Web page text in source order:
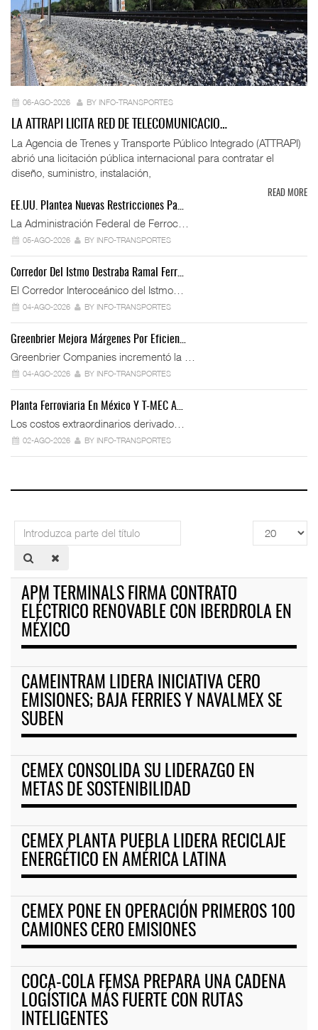
06-AGO-2026 BY INFO-TRANSPORTES
LA ATTRAPI LICITA RED DE TELECOMUNICACIO…
La Agencia de Trenes y Transporte Público Integrado (ATTRAPI)
abrió una licitación pública internacional para contratar el
diseño, suministro, instalación,
READ MORE
EE.UU. Plantea Nuevas Restricciones Pa…
La Administración Federal de Ferroc…
05-AGO-2026 BY INFO-TRANSPORTES
Corredor Del Istmo Destraba Ramal Ferr…
El Corredor Interoceánico del Istmo…
04-AGO-2026 BY INFO-TRANSPORTES
Greenbrier Mejora Márgenes Por Eficien…
Greenbrier Companies incrementó la …
04-AGO-2026 BY INFO-TRANSPORTES
Planta Ferroviaria En México Y T-MEC A…
Los costos extraordinarios derivado…
02-AGO-2026 BY INFO-TRANSPORTES
Introduzca
parte
del
Cantidad
a
APM TERMINALS FIRMA CONTRATO
ELÉCTRICO RENOVABLE CON IBERDROLA EN
MÉXICO
CAMEINTRAM LIDERA INICIATIVA CERO
EMISIONES; BAJA FERRIES Y NAVALMEX SE
SUBEN
CEMEX CONSOLIDA SU LIDERAZGO EN
METAS DE SOSTENIBILIDAD
CEMEX PLANTA PUEBLA LIDERA RECICLAJE
ENERGÉTICO EN AMÉRICA LATINA
CEMEX PONE EN OPERACIÓN PRIMEROS 100
CAMIONES CERO EMISIONES
COCA-COLA FEMSA PREPARA UNA CADENA
LOGÍSTICA MÁS FUERTE CON RUTAS
INTELIGENTES